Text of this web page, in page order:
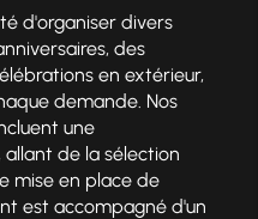
d'organiser divers
des
en extérieur,
demande. Nos
une
de la sélection
mise en place de
est accompagné d'un